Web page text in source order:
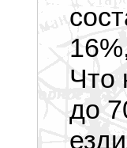
Что
до